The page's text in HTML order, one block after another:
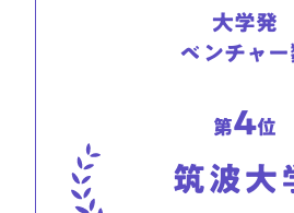
大学発
ベンチャー
第4位
筑波大